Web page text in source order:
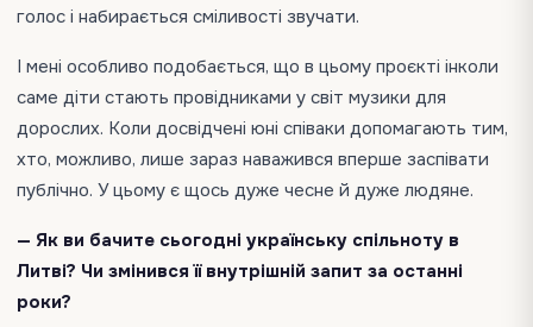
голос і набирається сміливості звучати.
І мені особливо подобається, що в цьому проєкті інколи
саме діти стають провідниками у світ музики для
дорослих. Коли досвідчені юні співаки допомагають тим,
хто, можливо, лише зараз наважився вперше заспівати
публічно. У цьому є щось дуже чесне й дуже людяне.
— Як ви бачите сьогодні українську спільноту в
Литві? Чи змінився її внутрішній запит за останні
роки?